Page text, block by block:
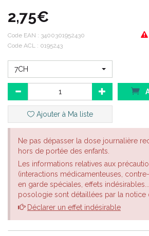
CHELIDONIUM MAJUS POUR PRÉPARATIONS
Indications thérapeutiques:
CHELIDONIUM MAJUS (Grande
homéopathique habituellement utilisé en
En gastro-entérologie : en cas d'ictères,
notamment dans les hépatites aigües, en
avec des selles décolorées, en cas de
des troubles hépatiques.
Le conseil de votre pharmacien
Choisir la dilution dans la liste déroulante
possibles sont :
8DH
5CH Vert
7CH Rouge
9CH Bleu
12CH Vert d'eau
15CH Orange
30CH Violet
2,75€
Code EAN : 3400301952430
Code ACL : 0195243
7CH
Ajouter à Ma liste
Ne pas dépasser la dose journalière
hors de portée des enfants.
Les informations relatives aux
(interactions médicamenteuses,
en garde spéciales, effets
posologie sont détaillées par la notice
Déclarer un effet indésirable